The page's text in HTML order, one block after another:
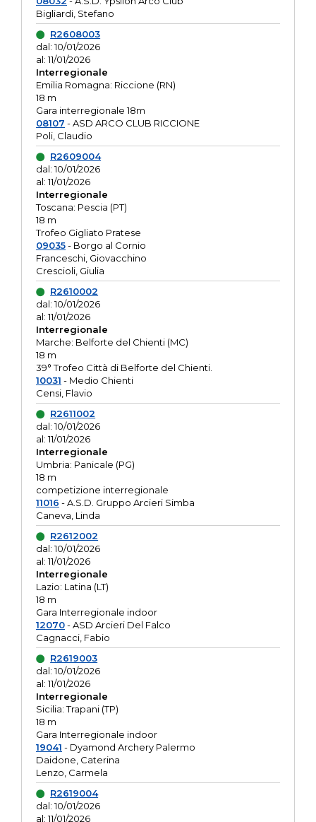
Bigliardi, Stefano
R2608003
dal: 10/01/2026
al: 11/01/2026
Interregionale
Emilia Romagna: Riccione (RN)
18 m
Gara interregionale 18m
08107 - ASD ARCO CLUB RICCIONE
Poli, Claudio
R2609004
dal: 10/01/2026
al: 11/01/2026
Interregionale
Toscana: Pescia (PT)
18 m
Trofeo Gigliato Pratese
09035- Borgo al Cornio
Franceschi, Giovacchino
Crescioli, Giulia
R2610002
dal: 10/01/2026
al: 11/01/2026
Interregionale
Marche: Belforte del Chienti (MC)
18 m
39° Trofeo Città di Belforte del Chienti.
10031 - Medio Chienti
Censi, Flavio
R2611002
dal: 10/01/2026
al: 11/01/2026
Interregionale
Umbria: Panicale (PG)
18 m
competizione interregionale
11016 - A.S.D. Gruppo Arcieri Simba
Caneva, Linda
R2612002
dal: 10/01/2026
al: 11/01/2026
Interregionale
Lazio: Latina (LT)
18 m
Gara Interregionale indoor
12070- ASD Arcieri Del Falco
Cagnacci, Fabio
R2619003
dal: 10/01/2026
al: 11/01/2026
Interregionale
Sicilia: Trapani (TP)
18 m
Gara Interregionale indoor
19041 - Dyamond Archery Palermo
Daidone, Caterina
Lenzo, Carmela
R2619004
dal: 10/01/2026
al: 11/01/2026